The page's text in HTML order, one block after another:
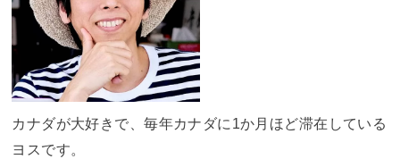
カナダが大好きで、毎年カナダに1か月ほど滞在している
ヨスです。